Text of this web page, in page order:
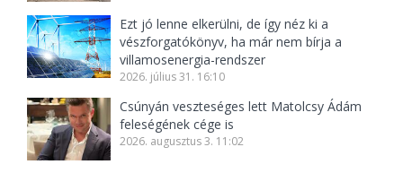
Ezt jó lenne elkerülni, de így néz ki a
vészforgatókönyv, ha már nem bírja a
villamosenergia-rendszer
2026. július 31. 16:10
Csúnyán veszteséges lett Matolcsy Ádám
feleségének cége is
2026. augusztus 3. 11:02